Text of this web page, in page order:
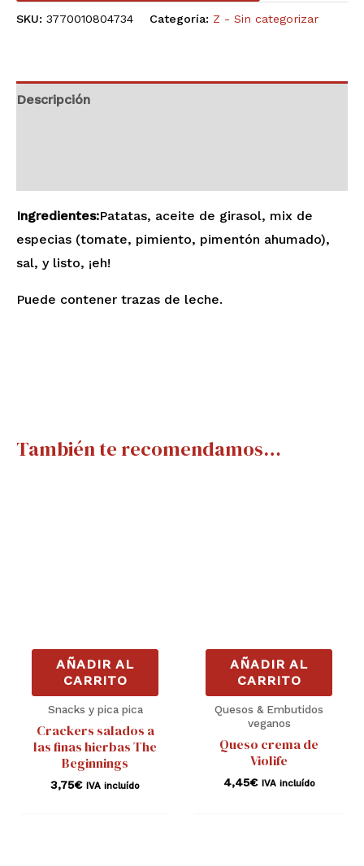
SKU: 3770010804734 Categoría: Z - Sin categorizar
Descripción
Ingredientes:Patatas, aceite de girasol, mix de
especias (tomate, pimiento, pimentón ahumado),
sal, y listo, ¡eh!
Puede contener trazas de leche.
También te recomendamos…
AÑADIR AL
CARRITO
Snacks y pica pica
Crackers salados a
las finas hierbas The
Beginnings
3,75€ IVA incluído
AÑADIR AL
CARRITO
Quesos & Embutidos
veganos
Queso crema de
Violife
4,45€ IVA incluído